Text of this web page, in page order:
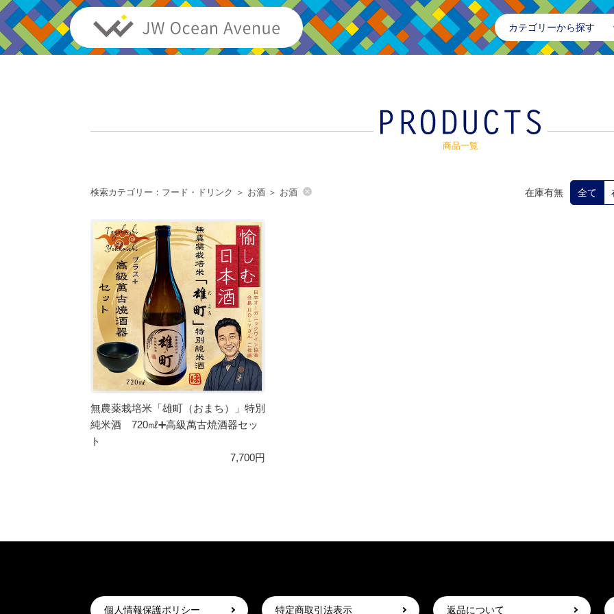
カテゴリーから探す
商品一覧
検索カテゴリー： フード・ドリンク お酒 お酒 在庫有無 全て
無農薬栽培米「雄町（おまち）」特別
純米酒 720㎖➕高級萬古焼酒器セッ
ト
7,700円
個人情報保護ポリシー 特定商取引法表示 返品について